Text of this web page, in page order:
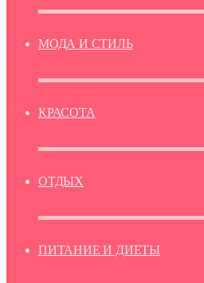
МОДА И СТИЛЬ
КРАСОТА
ОТДЫХ
ПИТАНИЕ И ДИЕТЫ